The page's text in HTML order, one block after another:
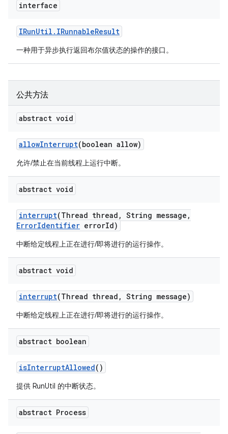
interface
IRunUtil . IRunnableResult
一种用于异步执行返回布尔值状态的操作的接口。
公共方法
abstract void
allowInterrupt(boolean allow)
允许/禁止在当前线程上运行中断。
abstract void
interrupt(Thread thread , String message ,
ErrorIdentifier errorId)
中断给定线程上正在进行/即将进行的运行操作。
abstract void
interrupt(Thread thread , String message)
中断给定线程上正在进行/即将进行的运行操作。
abstract boolean
isInterruptAllowed()
提供 RunUtil 的中断状态。
abstract Process